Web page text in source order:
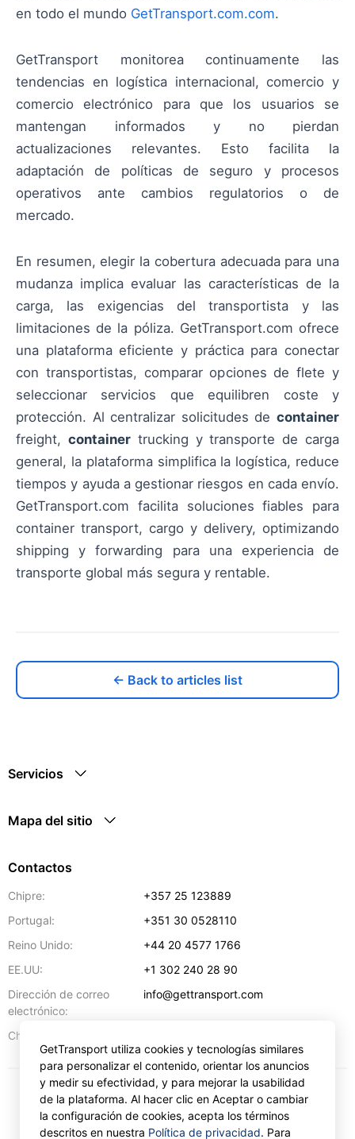
en todo el mundo GetTransport.com.com.
GetTransport monitorea continuamente las
tendencias en logística internacional, comercio y
comercio electrónico para que los usuarios se
mantengan informados y no pierdan
actualizaciones relevantes. Esto facilita la
adaptación de políticas de seguro y procesos
operativos ante cambios regulatorios o de
mercado.
En resumen, elegir la cobertura adecuada para una
mudanza implica evaluar las características de la
carga, las exigencias del transportista y las
limitaciones de la póliza. GetTransport.com ofrece
una plataforma eficiente y práctica para conectar
con transportistas, comparar opciones de flete y
seleccionar servicios que equilibren coste y
protección. Al centralizar solicitudes de container
freight, containertrucking y transporte de carga
general, la plataforma simplifica la logística, reduce
tiempos y ayuda a gestionar riesgos en cada envío.
GetTransport.com facilita soluciones fiables para
container transport, cargo y delivery, optimizando
shipping y forwarding para una experiencia de
transporte global más segura y rentable.
← Back to articles list
Servicios
Mapa del sitio
Contactos
Chipre:
+357 25 123889
Portugal:
+351 30 0528110
Reino Unido:
+44 20 4577 1766
EE.UU:
+1 302 240 28 90
Dirección de correo
electrónico:
info@gettransport.com
Chipre:
EUR
GetTransport utiliza cookies y tecnologías similares
para personalizar el contenido, orientar los anuncios
y medir su efectividad, y para mejorar la usabilidad
de la plataforma. Al hacer clic en Aceptar o cambiar
la configuración de cookies, acepta los términos
descritos en nuestra Política de privacidad. Para